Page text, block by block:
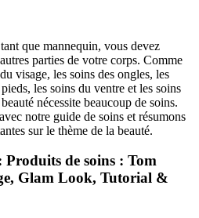
que mannequin, vous devez
parties de votre corps. Comme
visage, les soins des ongles, les
les soins du ventre et les soins
nécessite beaucoup de soins.
notre guide de soins et résumons
sur le thème de la beauté.
de soins : Tom
Glam Look, Tutorial &